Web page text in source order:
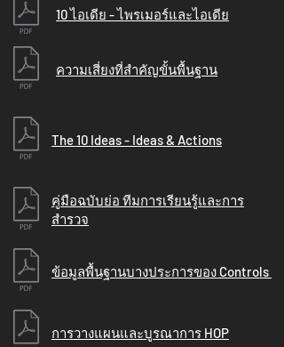
10 ไอเดีย - ไพรเมอร์และไอเดีย
ความเสี่ยงที่สำคัญขั้นพื้นฐาน
The 10 Ideas - Ideas & Actions
คู่มือฉบับย่อ ทีมการเรียนรู้และการ
สำรวจ
ข้อมูลพื้นฐานบางประการของ Controls
การวางแผนและบูรณาการ HOP